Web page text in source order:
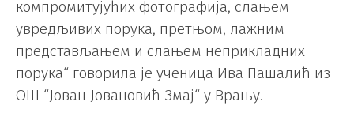
компромитујућих фотографија, слањем
увредљивих порука, претњом, лажним
представљањем и слањем неприкладних
порука“ говорила је ученица Ива Пашалић из
ОШ “Јован Јовановић Змај“ у Врању.